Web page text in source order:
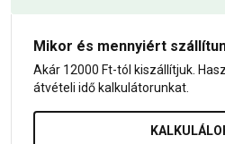
Mikor és mennyiért
Akár 12000 Ft-tól kiszállítjuk.
átvételi idő kalkulátorunkat.